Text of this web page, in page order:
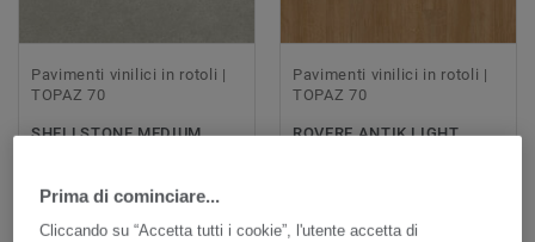
Pavimenti vinilici in rotoli |
TOPAZ 70
SHELLSTONE MEDIUM
Confronta
Pavimenti vinilici in rotoli |
TOPAZ 70
ROVERE ANTIK LIGHT
Prima di cominciare...
Cliccando su “Accetta tutti i cookie”, l'utente accetta di